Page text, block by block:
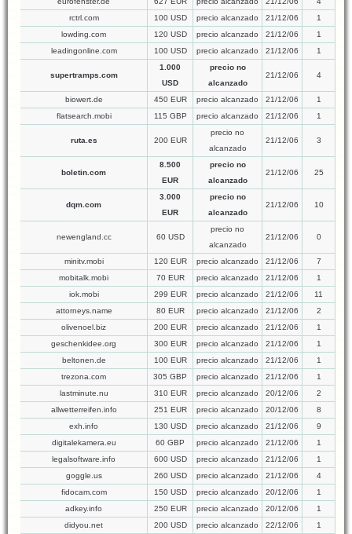
rctrl.com
100 USD precio alcanzado 21/12/06
1
lowding.com
120 USD precio alcanzado 21/12/06
1
leadingonline.com
100 USD precio alcanzado 21/12/06 1
supertramps.com
1.000
USD
precio no
alcanzado
21/12/06 4
biowert.de 450 EUR precio alcanzado 21/12/06
1
flatsearch.mobi
115 GBP precio alcanzado 21/12/06 1
ruta.es 200 EUR
precio no
alcanzado
21/12/06 3
boletin.com
8.500
EUR
precio no
alcanzado
21/12/06 25
dqm.com
3.000
EUR
precio no
alcanzado
21/12/06 10
newengland.cc 60 USD
precio no
alcanzado
21/12/06 0
minitv.mobi 120 EUR precio alcanzado 21/12/06
7
mobitalk.mobi
70 EUR precio alcanzado 21/12/06
1
iok.mobi
299 EUR precio alcanzado 21/12/06
11
attorneys.name
80 EUR precio alcanzado 21/12/06
2
olivenoel.biz
200 EUR precio alcanzado 21/12/06
1
geschenkidee.org
300 EUR precio alcanzado 21/12/06
1
beltonen.de
100 EUR precio alcanzado 21/12/06
1
trezona.com
305 GBP precio alcanzado 21/12/06
1
lastminute.nu
310 EUR precio alcanzado 20/12/06
2
allwetterreifen.info
251 EUR precio alcanzado 20/12/06
8
exh.info
130 USD precio alcanzado 21/12/06
9
digitalekamera.eu
60 GBP precio alcanzado 21/12/06
1
legalsoftware.info
600 USD precio alcanzado 21/12/06
1
goggle.us
260 USD precio alcanzado 21/12/06
4
fidocam.com
150 USD precio alcanzado 20/12/06
1
adkey.info
250 EUR precio alcanzado 20/12/06
1
didyou.net
200 USD precio alcanzado 22/12/06 1